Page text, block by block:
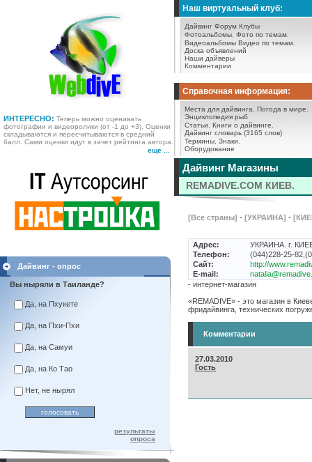
ИНТЕРЕСНО: Теперь можно оценивать
фотографии и видеоролики (от -1 до +3). Оценки
складываются и пересчитываются в средний
балл. Сами оценки идут в зачет рейтинга автора.
еще ...
Наш виртуальный клуб:
Дайвинг Форум Клубы
Фотоальбомы. Фото по темам.
Видеоальбомы Видео по темам.
Доска объявлений
Наши дайверы
Комментарии
Справочная информация:
Места для дайвинга.
Погода в мире.
Энциклопедия рыб
Статьи.
Книги о дайвинге.
Дайвинг словарь (3165 слов)
Термины. Знаки.
Оборудование
Дайвинг - опрос
Вы ныряли в Таиланде?
Да, на Пхукете
Да, на Пхи-Пхи
Да, на Самуи
Да, на Ко Тао
Нет, не нырял
результаты
опроса
Дайвинг Магазины
REMADIVE.COM КИЕВ.
[Все страны] - [УКРАИНА] -
Адрес:
УКРАИНА. г.
Телефон:
(044)228-25-
Сайт:
http://
E-mail:
- интернет-магазин
«REMADIVE» - это магазин в
фридайвинга, технических
Комментарии
27.03.2010
Гость